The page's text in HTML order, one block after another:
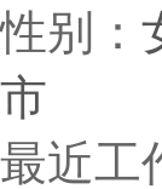
性别：
市
最近工